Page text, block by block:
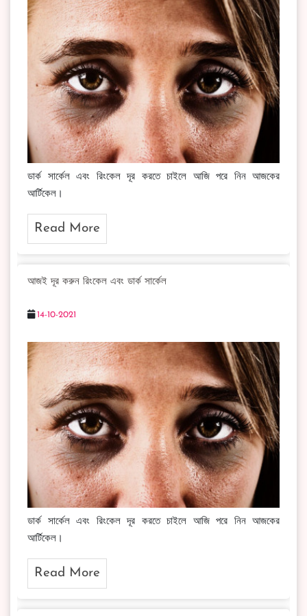
ডার্ক সার্কেল এবং রিংকেল দূর করতে চাইলে আজি পরে নিন আজকের
আর্টিকেল।
Read More
আজই দূর করুন রিংকেল এবং ডার্ক সার্কেল
14-10-2021
ডার্ক সার্কেল এবং রিংকেল দূর করতে চাইলে আজি পরে নিন আজকের
আর্টিকেল।
Read More